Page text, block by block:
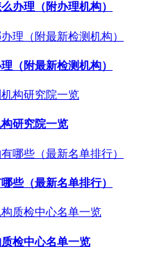
办理（附办理机构）
（附最新检测机构）
研究院一览
些（最新名单排行）
检中心名单一览